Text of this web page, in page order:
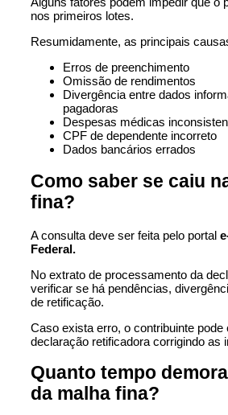
nos primeiros lotes.
Resumidamente, as principais
Erros de preenchimento
Omissão de rendimentos
Divergência entre dados
pagadoras
Despesas médicas
CPF de dependente incorreto
Dados bancários errados
Como saber se caiu
fina?
A consulta deve ser feita pelo portal
Federal.
No extrato de processamento da
verificar se há pendências,
de retificação.
Caso exista erro, o contribuinte pode
declaração retificadora corrigindo as
Quanto tempo
da malha fina?